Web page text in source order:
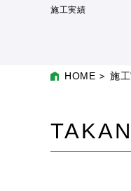
施工実績
HOME 施